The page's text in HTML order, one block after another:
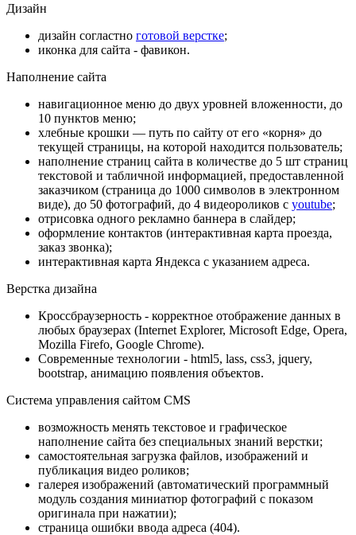
Дизайн
дизайн согластно готовой верстке;
иконка для сайта - фавикон.
Наполнение сайта
навигационное меню до двух уровней вложенности, до
10 пунктов меню;
хлебные крошки — путь по сайту от его «корня» до
текущей страницы, на которой находится пользователь;
наполнение страниц сайта в количестве до 5 шт страниц
текстовой и табличной информацией, предоставленной
заказчиком (страница до 1000 символов в электронном
виде), до 50 фотографий, до 4 видеороликов с youtube;
отрисовка одного рекламно баннера в слайдер;
оформление контактов (интерактивная карта проезда,
заказ звонка);
интерактивная карта Яндекса с указанием адреса.
Верстка дизайна
Кроссбраузерность - корректное отображение данных в
любых браузерах (Internet Explorer, Microsoft Edge, Opera,
Mozilla Firefo, Google Chrome).
Современные технологии - html5, lass, css3, jquery,
bootstrap, анимацию появления объектов.
Система управления сайтом CMS
возможность менять текстовое и графическое
наполнение сайта без специальных знаний верстки;
самостоятельная загрузка файлов, изображений и
публикация видео роликов;
галерея изображений (автоматический программный
модуль создания миниатюр фотографий с показом
оригинала при нажатии);
страница ошибки ввода адреса (404).